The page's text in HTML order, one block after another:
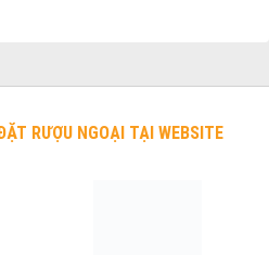
RƯỢU NGOẠI TẠI WEBSITE